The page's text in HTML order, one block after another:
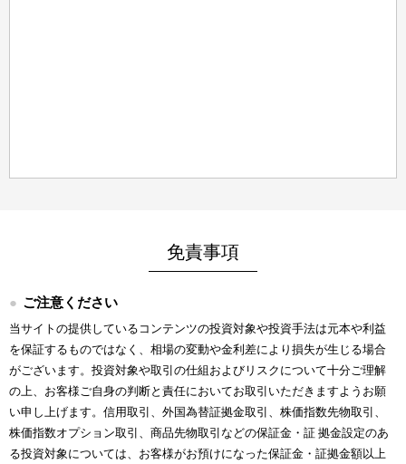
免責事項
ご注意ください
当サイトの提供しているコンテンツの投資対象や投資手法は元本や利益
を保証するものではなく、相場の変動や金利差により損失が生じる場合
がございます。投資対象や取引の仕組およびリスクについて十分ご理解
の上、お客様ご自身の判断と責任においてお取引いただきますようお願
い申し上げます。信用取引、外国為替証拠金取引、株価指数先物取引、
株価指数オプション取引、商品先物取引などの保証金・証 拠金設定のあ
る投資対象については、お客様がお預けになった保証金・証拠金額以上